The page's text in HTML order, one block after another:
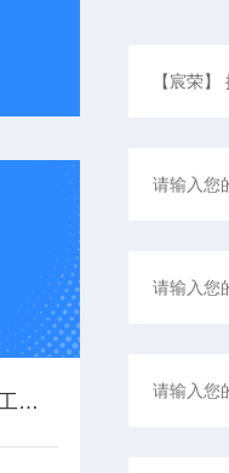
超声波喷丸表面处理设备是工艺与应用介绍